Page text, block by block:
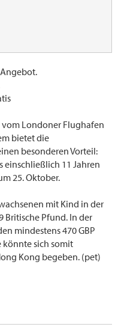
vom Londoner Flughafen
bietet die
besonderen Vorteil:
einschließlich 11 Jahren
25. Oktober.
mit Kind in der
Britische Pfund. In der
mindestens 470 GBP
könnte sich somit
Kong begeben. (pet)